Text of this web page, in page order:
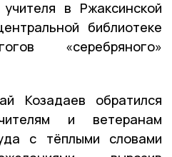
в Ржаксинской
библиотеке
«серебряного»
Козадаев обратился
и ветеранам
с тёплыми словами